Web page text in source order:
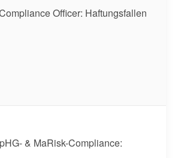
Officer: Haftungsfallen
& MaRisk-Compliance: